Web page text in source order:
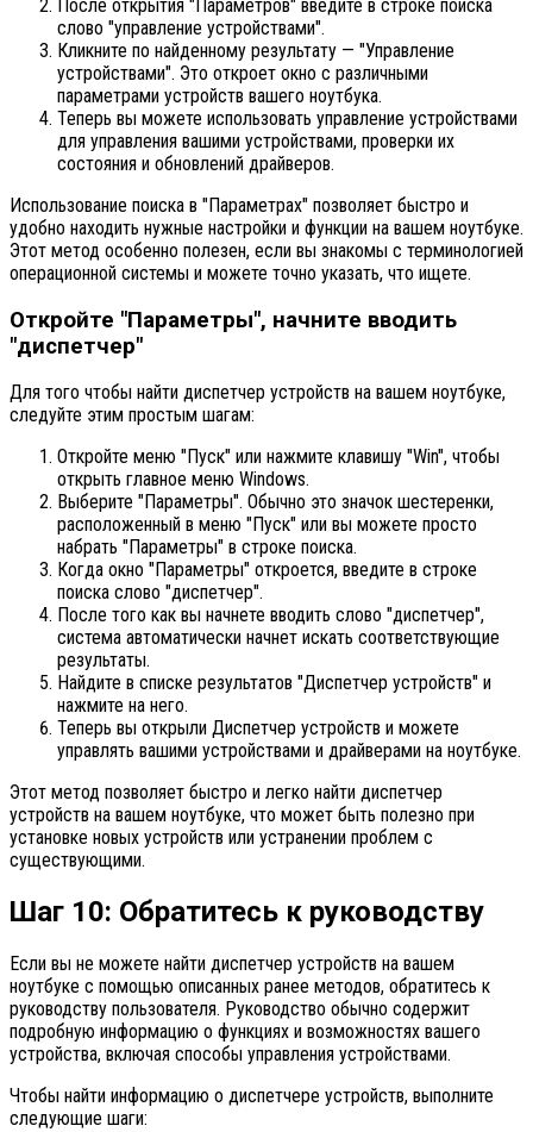
После открытия "Параметров" введите в строке поиска
слово "управление устройствами".
Кликните по найденному результату — "Управление
устройствами". Это откроет окно с различными
параметрами устройств вашего ноутбука.
Теперь вы можете использовать управление устройствами
для управления вашими устройствами, проверки их
состояния и обновлений драйверов.
Использование поиска в "Параметрах" позволяет быстро и
удобно находить нужные настройки и функции на вашем ноутбуке.
Этот метод особенно полезен, если вы знакомы с терминологией
операционной системы и можете точно указать, что ищете.
Откройте "Параметры", начните вводить
"диспетчер"
Для того чтобы найти диспетчер устройств на вашем ноутбуке,
следуйте этим простым шагам:
Откройте меню "Пуск" или нажмите клавишу "Win", чтобы
открыть главное меню Windows.
Выберите "Параметры". Обычно это значок шестеренки,
расположенный в меню "Пуск" или вы можете просто
набрать "Параметры" в строке поиска.
Когда окно "Параметры" откроется, введите в строке
поиска слово "диспетчер".
После того как вы начнете вводить слово "диспетчер",
система автоматически начнет искать соответствующие
результаты.
Найдите в списке результатов "Диспетчер устройств" и
нажмите на него.
Теперь вы открыли Диспетчер устройств и можете
управлять вашими устройствами и драйверами на ноутбуке.
Этот метод позволяет быстро и легко найти диспетчер
устройств на вашем ноутбуке, что может быть полезно при
установке новых устройств или устранении проблем с
существующими.
Шаг 10: Обратитесь к руководству
Если вы не можете найти диспетчер устройств на вашем
ноутбуке с помощью описанных ранее методов, обратитесь к
руководству пользователя. Руководство обычно содержит
подробную информацию о функциях и возможностях вашего
устройства, включая способы управления устройствами.
Чтобы найти информацию о диспетчере устройств, выполните
следующие шаги: